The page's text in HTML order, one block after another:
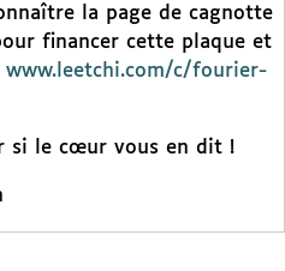
la page de cagnotte
financer cette plaque et
www.leetchi.com/c/fourier-
si le cœur vous en dit !